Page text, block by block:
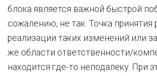
блока является важной быстрой
сожалению, не так. Точка принятия
реализации таких изменений или
же области ответственности/
находится где-то неподалеку. При